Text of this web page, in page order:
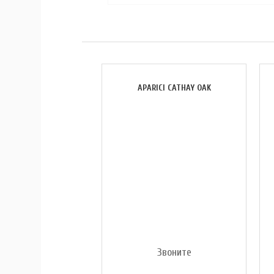
APARICI CATHAY OAK
Звоните